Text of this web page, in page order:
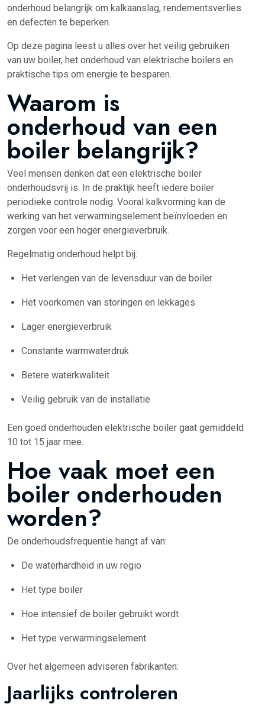
onderhoud belangrijk om kalkaanslag, rendementsverlies
en defecten te beperken.
Op deze pagina leest u alles over het veilig gebruiken
van uw boiler, het onderhoud van elektrische boilers en
praktische tips om energie te besparen.
Waarom is
onderhoud van een
boiler belangrijk?
Veel mensen denken dat een elektrische boiler
onderhoudsvrij is. In de praktijk heeft iedere boiler
periodieke controle nodig. Vooral kalkvorming kan de
werking van het verwarmingselement beïnvloeden en
zorgen voor een hoger energieverbruik.
Regelmatig onderhoud helpt bij:
Het verlengen van de levensduur van de boiler
Het voorkomen van storingen en lekkages
Lager energieverbruik
Constante warmwaterdruk
Betere waterkwaliteit
Veilig gebruik van de installatie
Een goed onderhouden elektrische boiler gaat gemiddeld
10 tot 15 jaar mee.
Hoe vaak moet een
boiler onderhouden
worden?
De onderhoudsfrequentie hangt af van:
De waterhardheid in uw regio
Het type boiler
Hoe intensief de boiler gebruikt wordt
Het type verwarmingselement
Over het algemeen adviseren fabrikanten:
Jaarlijks controleren